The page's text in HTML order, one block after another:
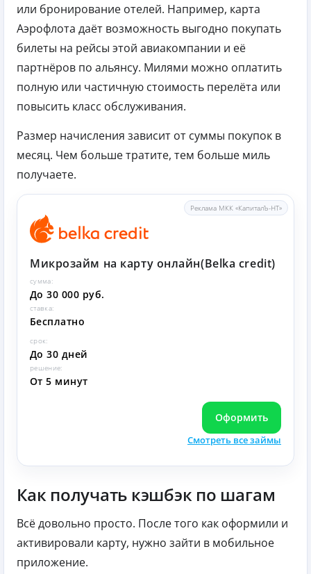
или бронирование отелей. Например, карта
Аэрофлота даёт возможность выгодно покупать
билеты на рейсы этой авиакомпании и её
партнёров по альянсу. Милями можно оплатить
полную или частичную стоимость перелёта или
повысить класс обслуживания.
Размер начисления зависит от суммы покупок в
месяц. Чем больше тратите, тем больше миль
получаете.
Реклама МКК «КапиталЪ-НТ»
Микрозайм на карту онлайн(Belka credit)
сумма:
До 30 000 руб.
ставка:
Бесплатно
срок:
До 30 дней
решение:
От 5 минут
Оформить
Смотреть все займы
Как получать кэшбэк по шагам
Всё довольно просто. После того как оформили и
активировали карту, нужно зайти в мобильное
приложение.